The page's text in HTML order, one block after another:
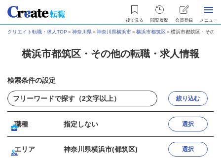
後で見る 閲覧履歴 会員登録 メニュー
クリエイト転職・求人TOP ＞神奈川県＞神奈川県横浜市＞横浜市都筑区＞横浜市都筑区・その
横浜市都筑区・その他の転職・求人情報
検索条件の設定
絞り込む
職種 指定しない 選択
エリア 神奈川県横浜市(都筑区) 選択